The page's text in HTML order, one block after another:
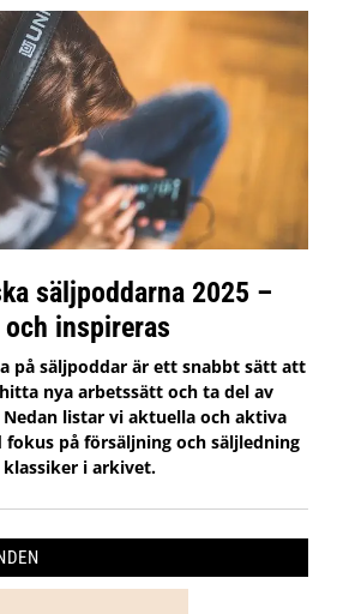
säljpoddarna 2025 –
inspireras
på säljpoddar är ett snabbt sätt att
nya arbetssätt och ta del av
listar vi aktuella och aktiva
fokus på försäljning och säljledning
i arkivet.